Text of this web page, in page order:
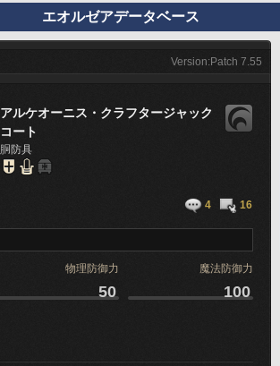
エオルゼアデータベース
Version:Patch 7.55
アルケオーニス・クラフタージャック
コート
胴防具
4 16
物理防御力 魔法防御力
50 100